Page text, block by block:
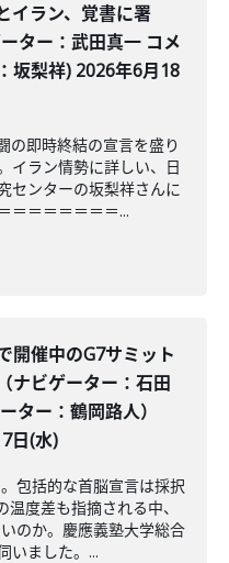
イラン、覚書に署
ター：武田真一 コメ
坂梨祥) 2026年6月18
の即時終結の宣言を盛り
イラン情勢に詳しい、日
センターの坂梨祥さんに
＝＝＝＝＝＝＝...
開催中のG7サミット
ナビゲーター：石田
ター：鶴岡路人）
日(水)
包括的な首脳宣言は採択
度差も指摘される中、
のか。慶應義塾大学総合
いました。...